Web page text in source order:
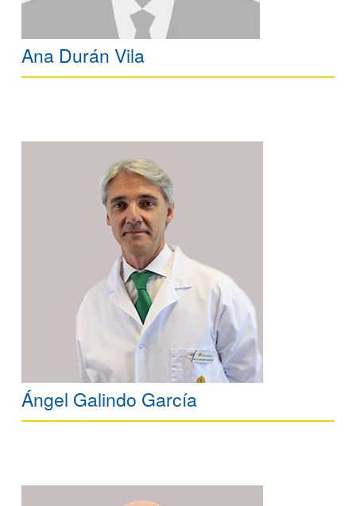
Ana Durán Vila
Ángel Galindo García